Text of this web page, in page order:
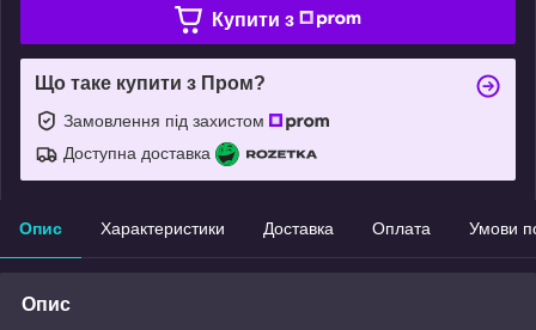
Купити з
Що таке купити з Пром?
Замовлення під захистом
Доступна доставка
Опис Характеристики Доставка Оплата Умови
Опис